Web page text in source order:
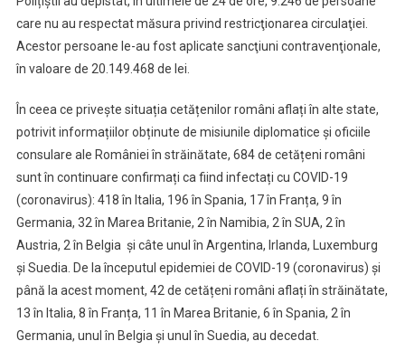
care nu au respectat măsura privind restricţionarea circulaţiei.
Acestor persoane le-au fost aplicate sancţiuni contravenţionale,
în valoare de 20.149.468 de lei.
În ceea ce privește situația cetățenilor români aflați în alte state,
potrivit informațiilor obținute de misiunile diplomatice și oficiile
consulare ale României în străinătate, 684 de cetățeni români
sunt în continuare confirmați ca fiind infectați cu COVID-19
(coronavirus): 418 în Italia, 196 în Spania, 17 în Franța, 9 în
Germania, 32 în Marea Britanie, 2 în Namibia, 2 în SUA, 2 în
Austria, 2 în Belgia și câte unul în Argentina, Irlanda, Luxemburg
și Suedia. De la începutul epidemiei de COVID-19 (coronavirus) și
până la acest moment, 42 de cetățeni români aflați în străinătate,
13 în Italia, 8 în Franța, 11 în Marea Britanie, 6 în Spania, 2 în
Germania, unul în Belgia și unul în Suedia, au decedat.